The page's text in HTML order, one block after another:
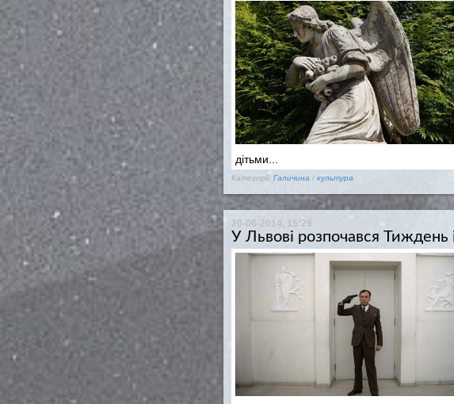
дітьми...
Категорії: Галичина / культура
20-06-2014, 15:29
У Львові розпочався Тиждень